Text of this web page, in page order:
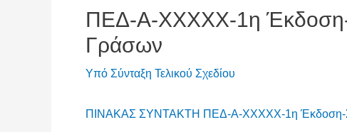
ΠΕΔ-Α-XXXXX-1η Έκδοση-
Γράσων
Υπό Σύνταξη Τελικού Σχεδίου
ΠΙΝΑΚΑΣ ΣΥΝΤΑΚΤΗ ΠΕΔ-Α-XXXXX-1η Έκδοση-